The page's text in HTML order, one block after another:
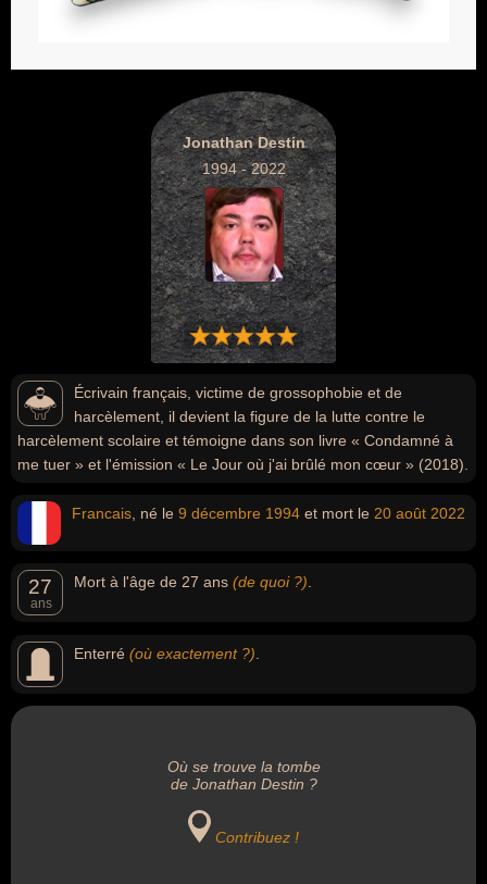
Jonathan Destin
1994 - 2022
Écrivain français, victime de grossophobie et de
harcèlement, il devient la figure de la lutte contre le
harcèlement scolaire et témoigne dans son livre « Condamné à
me tuer » et l'émission « Le Jour où j'ai brûlé mon cœur » (2018).
Francais , né le 9 décembre 1994 et mort le 20 août 2022
27
ans
Mort à l'âge de 27 ans (de quoi ?)
Enterré (où exactement ?)
Où se trouve la tombe
de Jonathan Destin ?
Contribuez !